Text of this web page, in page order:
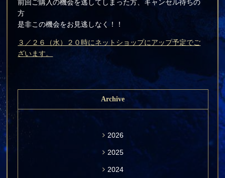
前回ご購入の機会を逃してしまった方、キャンセル待ちの
方
是非この機会をお見逃しなく！！
３／２６（水）２０時にネットショップにアップ予定でご
ざいます。
Archive
2026
2025
2024